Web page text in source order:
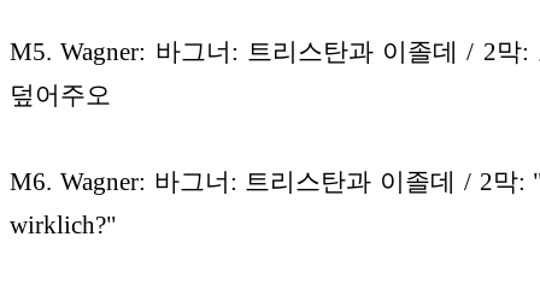
M5. Wagner: 바그너: 트리스탄과 이졸데 / 2막:
덮어주오
M6. Wagner: 바그너: 트리스탄과 이졸데 / 2막:
wirklich?"